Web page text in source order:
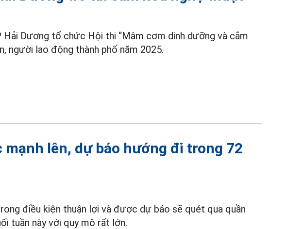
Hải Dương tổ chức Hội thi “Mâm cơm dinh dưỡng và cắm
người lao động thành phố năm 2025.
lên, dự báo hướng đi trong 72
điều kiện thuận lợi và được dự báo sẽ quét qua quần
tuần này với quy mô rất lớn.